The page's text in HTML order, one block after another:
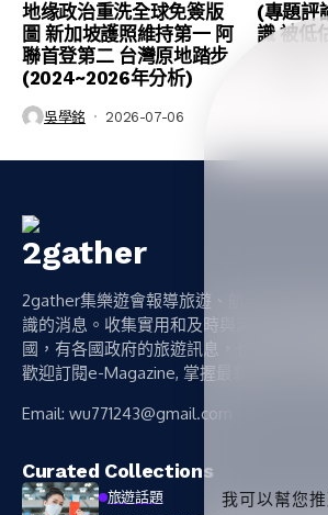
地缘政治重洗全球免簽版
圖 新加坡護照維持第一 阿
聯首登第二 台灣原地踏步
(2024~2026年分析)
吳學銘 2026-07-06
(專題評
識 被低
2gather集樂遊會報導旅遊、航空、旅館、
識的消息。收集實用和及時與深度的旅遊
國，有各國政府的旅遊訊息，也有個人部
歡迎訂閱e-Magazine, 掌握最新消息及不
Email: wu771243@gmail.com
Curated Collections
旅遊話題 我可以幫您推薦相